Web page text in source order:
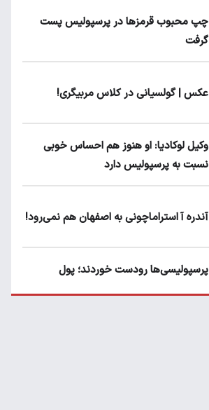
چپ محبوب قرمزها در پرسپولیس پست
گرفت
عکس | گولسیانی در کلاس مربیگری!
وکیل لوکادیا: او هنوز هم احساس خوبی
نسبت به پرسپولیس دارد
آندره آ استراماچونی به اصفهان هم نمی‌رود!
پرسپولیسی‌ها رودست خوردند؛ پول